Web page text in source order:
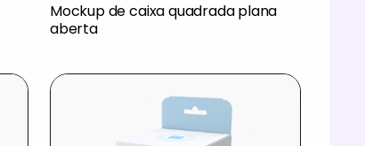
Mockup de caixa quadrada plana
aberta